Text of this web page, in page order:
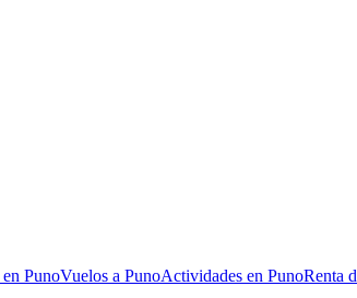
en PunoVuelos a PunoActividades en PunoRenta